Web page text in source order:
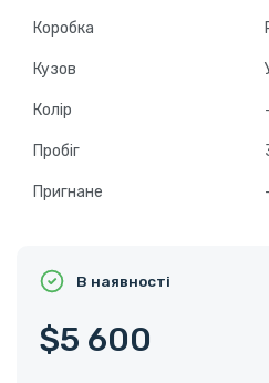
Коробка
Кузов
Колір
Пробіг
Пригнане
В наявності
$5 600